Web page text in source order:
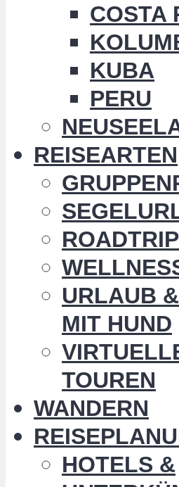
COSTA
KUBA
PERU
REISEARTEN
URLAUB
MIT HUND
TOUREN
WANDERN
HOTELS &